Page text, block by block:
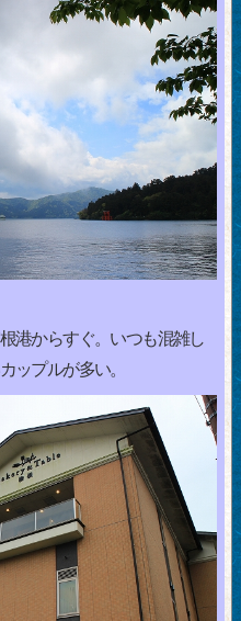
港からすぐ。いつも混雑し
ップルが多い。